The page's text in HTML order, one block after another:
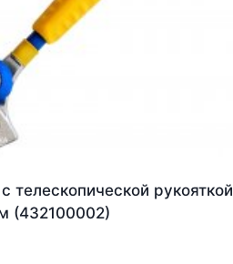
телескопической рукояткой
(432100002)